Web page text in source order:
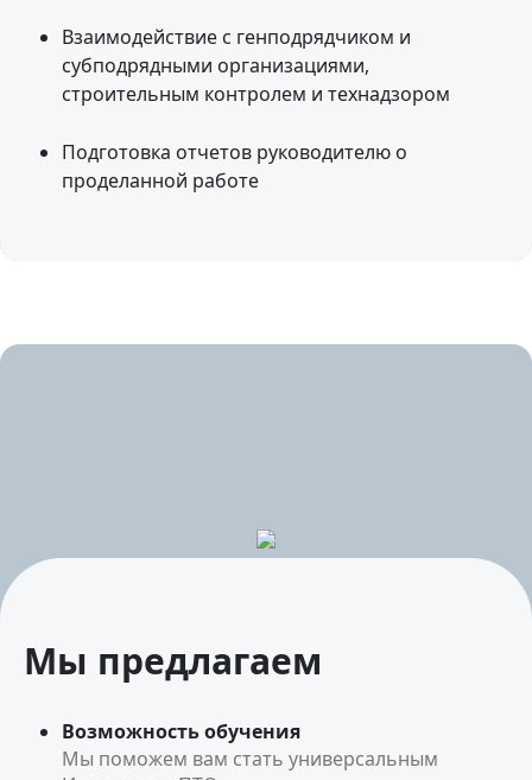
Взаимодействие с генподрядчиком и
субподрядными организациями,
строительным контролем и технадзором
Подготовка отчетов руководителю о
проделанной работе
Мы предлагаем
Возможность обучения
Мы поможем вам стать универсальным